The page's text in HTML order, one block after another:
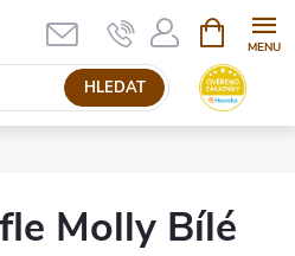
HLEDAT
NÁKUPNÍ
KOŠÍK
Molly Bílé